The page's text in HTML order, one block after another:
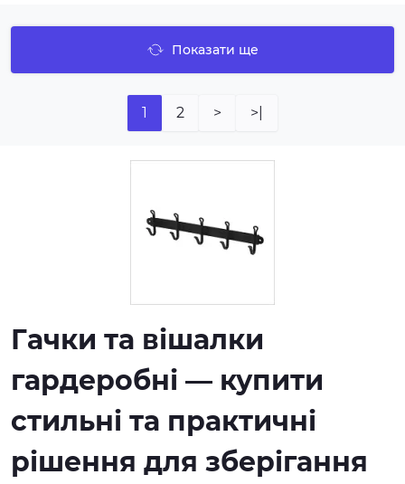
Показати ще
1 2 > >|
Гачки та вішалки
гардеробні — купити
стильні та практичні
рішення для зберігання